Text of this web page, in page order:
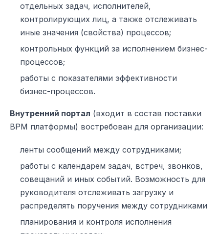
отдельных задач, исполнителей,
контролирующих лиц, а также отслеживать
иные значения (свойства) процессов;
контрольных функций за исполнением бизнес-
процессов;
работы с показателями эффективности
бизнес-процессов.
Внутренний портал (входит в состав поставки
BPM платформы) востребован для организации:
ленты сообщений между сотрудниками;
работы с календарем задач, встреч, звонков,
совещаний и иных событий. Возможность для
руководителя отслеживать загрузку и
распределять поручения между сотрудниками
планирования и контроля исполнения